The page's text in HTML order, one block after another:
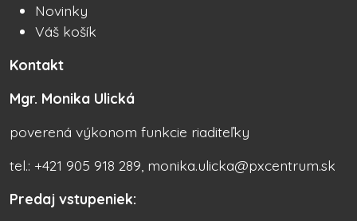
Novinky
Váš košík
Kontakt
Mgr. Monika Ulická
poverená výkonom funkcie riaditeľky
tel.: +421 905 918 289, monika.ulicka@pxcentrum.sk
Predaj vstupeniek: